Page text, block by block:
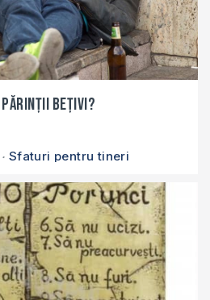
părinţii beţivi?
Sfaturi pentru tineri